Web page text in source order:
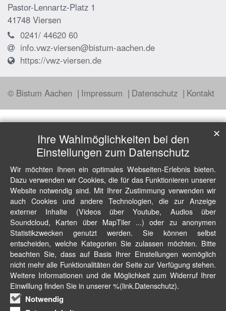
Pastor-Lennartz-Platz 1
41748 Viersen
0241/ 44620 60
info.vwz-viersen@bistum-aachen.de
https://vwz-viersen.de
© Bistum Aachen Impressum Datenschutz Kontakt
Ihre Wahlmöglichkeiten bei den
Einstellungen zum Datenschutz
Wir möchten Ihnen ein optimales Webseiten-Erlebnis bieten.
Dazu verwenden wir Cookies, die für das Funktionieren unserer
Website notwendig sind. Mit Ihrer Zustimmung verwenden wir
auch Cookies und andere Technologien, die zur Anzeige
externer Inhalte (Videos über Youtube, Audios über
Soundcloud, Karten über MapTiler ...) oder zu anonymen
Statistikzwecken genutzt werden. Sie können selbst
entscheiden, welche Kategorien Sie zulassen möchten. Bitte
beachten Sie, dass auf Basis Ihrer Einstellungen womöglich
nicht mehr alle Funktionalitäten der Seite zur Verfügung stehen.
Weitere Informationen und die Möglichkeit zum Widerruf Ihrer
Einwillung finden Sie in unserer %(link.Datenschutz).
Notwendig
✕